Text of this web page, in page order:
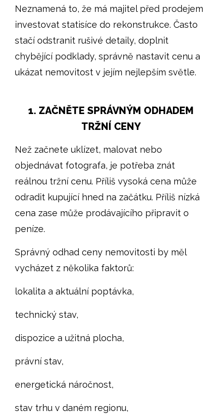
Neznamená to, že má majitel před prodejem
investovat statisíce do rekonstrukce. Často
stačí odstranit rušivé detaily, doplnit
chybějící podklady, správně nastavit cenu a
ukázat nemovitost v jejím nejlepším světle.
1. ZAČNĚTE SPRÁVNÝM ODHADEM
TRŽNÍ CENY
Než začnete uklízet, malovat nebo
objednávat fotografa, je potřeba znát
reálnou tržní cenu. Příliš vysoká cena může
odradit kupující hned na začátku. Příliš nízká
cena zase může prodávajícího připravit o
peníze.
Správný odhad ceny nemovitosti by měl
vycházet z několika faktorů:
lokalita a aktuální poptávka,
technický stav,
dispozice a užitná plocha,
právní stav,
energetická náročnost,
stav trhu v daném regionu,